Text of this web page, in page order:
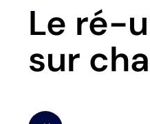
Le ré-
sur